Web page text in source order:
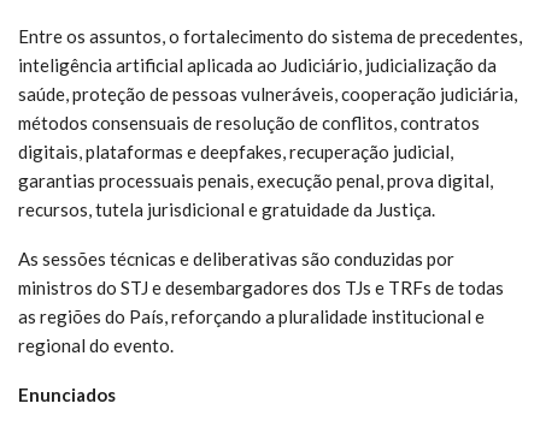
Entre os assuntos, o fortalecimento do sistema de precedentes,
inteligência artificial aplicada ao Judiciário, judicialização da
saúde, proteção de pessoas vulneráveis, cooperação judiciária,
métodos consensuais de resolução de conflitos, contratos
digitais, plataformas e deepfakes, recuperação judicial,
garantias processuais penais, execução penal, prova digital,
recursos, tutela jurisdicional e gratuidade da Justiça.
As sessões técnicas e deliberativas são conduzidas por
ministros do STJ e desembargadores dos TJs e TRFs de todas
as regiões do País, reforçando a pluralidade institucional e
regional do evento.
Enunciados